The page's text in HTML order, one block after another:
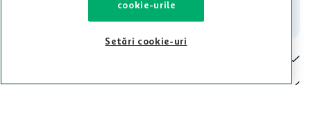
Contact
Cine suntem
cookie-urile
Setări cookie-uri